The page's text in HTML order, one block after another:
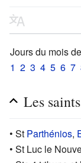
Jours du mois
1 2 3 4 5 6 7
Les
• St Parthénios,
• St Luc le